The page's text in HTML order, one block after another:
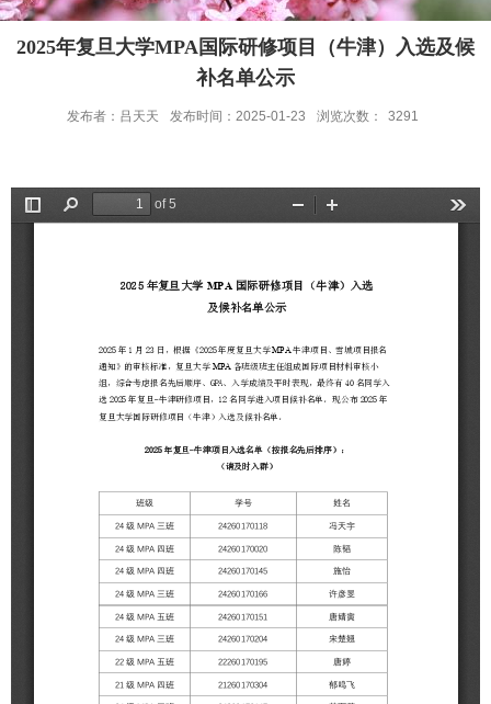
2025年复旦大学MPA国际研修项目（牛津）入选及候
补名单公示
发布者：吕天天 发布时间：2025-01-23 浏览次数： 3291